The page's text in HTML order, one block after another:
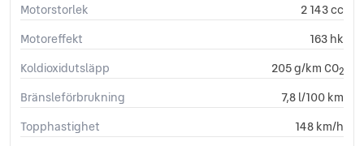
Motorstorlek
2 143 cc
Motoreffekt
163 hk
Koldioxidutsläpp
205 g/km CO2
Bränsleförbrukning
7,8 l/100 km
Topphastighet
148 km/h